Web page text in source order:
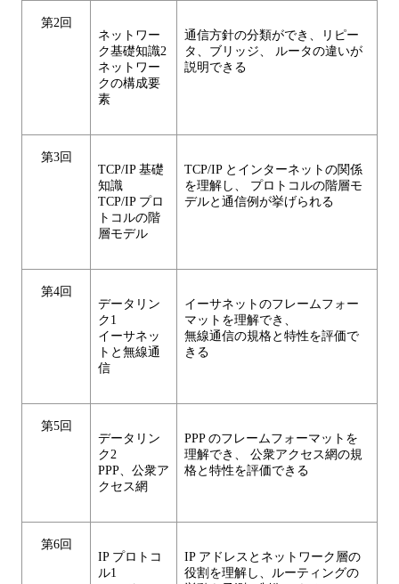
第2回
ネットワー
ク基礎知識2
ネットワー
クの構成要
素
通信方針の分類ができ、リピー
タ、ブリッジ、 ルータの違いが
説明できる
第3回
TCP/IP 基礎
知識
TCP/IP プロ
トコルの階
層モデル
TCP/IP とインターネットの関係
を理解し、 プロトコルの階層モ
デルと通信例が挙げられる
第4回
データリン
ク1
イーサネッ
トと無線通
信
イーサネットのフレームフォー
マットを理解でき、
無線通信の規格と特性を評価で
きる
第5回
データリン
ク2
PPP、公衆ア
クセス網
PPP のフレームフォーマットを
理解でき、 公衆アクセス網の規
格と特性を評価できる
第6回
IP プロトコ
ル1
IP アドレスとネットワーク層の
役割を理解し、ルーティングの